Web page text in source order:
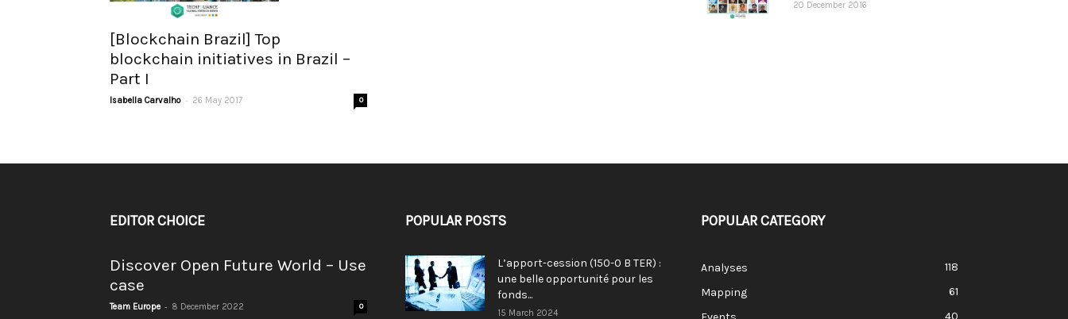
[Blockchain Brazil] Top
blockchain initiatives in Brazil –
Part I
Isabella Carvalho - 26 May 2017 0
20 December 2016
EDITOR CHOICE
Discover Open Future World – Use
case
Team Europe - 8 December 2022 0
POPULAR POSTS
L’apport-cession (150-0 B TER) :
une belle opportunité pour les
fonds...
15 March 2024
POPULAR CATEGORY
Analyses
118
Mapping
61
40